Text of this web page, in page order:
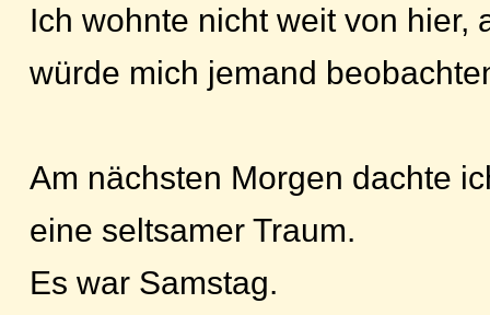
Ich wohnte nicht weit von hier,
würde mich jemand
Am nächsten Morgen dachte
eine seltsamer Traum.
Es war Samstag.